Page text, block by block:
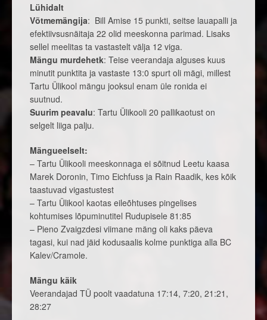
Lühidalt
Võtmemängija: Bill Amise 15 punkti, seitse lauapalli ja
efektiivsusnäitaja 22 olid meeskonna parimad. Lisaks
sellel meelitas ta vastastelt välja 12 viga.
Mängu murdehetk: Teise veerandaja alguses kuus
minutit punktita ja vastaste 13:0 spurt oli mägi, millest
Tartu Ülikool mängu jooksul enam üle ronida ei
suutnud.
Suurim peavalu: Tartu Ülikooli 20 pallikaotust on
selgelt liiga palju.
Mängueelselt:
– Tartu Ülikooli meeskonnaga ei sõitnud Leetu kaasa
Marek Doronin, Timo Eichfuss ja Rain Raadik, kes kõik
taastuvad vigastustest
– Tartu Ülikool kaotas eileõhtuses pingelises
kohtumises lõpuminutitel Rudupisele 81:85
– Pieno Zvaigzdesi viimane mäng oli kaks päeva
tagasi, kui nad jäid kodusaalis kolme punktiga alla BC
Kalev/Cramole.
Mängu käik
Veerandajad TÜ poolt vaadatuna 17:14, 7:20, 21:21,
28:27